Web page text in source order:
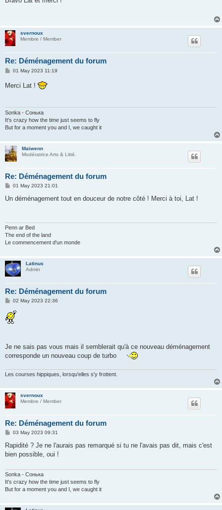
svernoux
Membre / Member
Re: Déménagement du forum
P
t
01 May 2023 11:19
Merci Lat !
Sonka - Сонька
It's crazy how the time just seems to fly
But for a moment you and I, we caught it
Maïwenn
Modératrice Arts & Litté.
Re: Déménagement du forum
P
s
01 May 2023 21:01
Un déménagement tout en douceur de notre côté ! Merci à toi, Lat !
Penn ar Bed
The end of the land
Le commencement d'un monde
Latinus
Admin
Re: Déménagement du forum
P
s
t
02 May 2023 22:36
Je ne sais pas vous mais il semblerait qu'à ce nouveau déménagement
corresponde un nouveau coup de turbo
Les courses hippiques, lorsqu'elles s'y frottent.
svernoux
Membre / Member
Re: Déménagement du forum
P
s
03 May 2023 09:31
Rapidité ? Je ne l'aurais pas remarqué si tu ne l'avais pas dit, mais c'est
bien possible, oui !
Sonka - Сонька
It's crazy how the time just seems to fly
But for a moment you and I, we caught it